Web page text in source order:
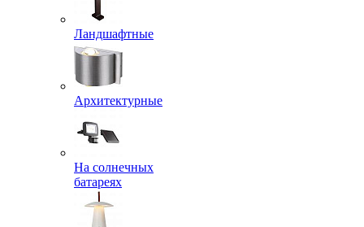
Ландшафтные
Архитектурные
На солнечных
батареях